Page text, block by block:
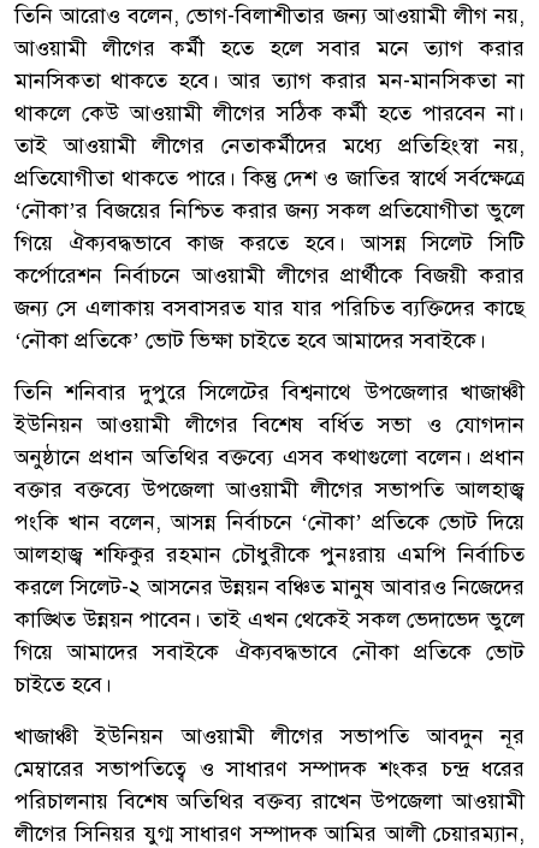
তিনি আরোও বলেন, ভোগ-বিলাশীতার জন্য আওয়ামী লীগ নয়,
আওয়ামী লীগের কর্মী হতে হলে সবার মনে ত্যাগ করার
মানসিকতা থাকতে হবে। আর ত্যাগ করার মন-মানসিকতা না
থাকলে কেউ আওয়ামী লীগের সঠিক কর্মী হতে পারবেন না।
তাই আওয়ামী লীগের নেতাকর্মীদের মধ্যে প্রতিহিংস্বা নয়,
প্রতিযোগীতা থাকতে পারে। কিন্তু দেশ ও জাতির স্বার্থে সর্বক্ষেত্রে
‘নৌকা’র বিজয়ের নিশ্চিত করার জন্য সকল প্রতিযোগীতা ভুলে
গিয়ে ঐক্যবদ্ধভাবে কাজ করতে হবে। আসন্ন সিলেট সিটি
কর্পোরেশন নির্বাচনে আওয়ামী লীগের প্রার্থীকে বিজয়ী করার
জন্য সে এলাকায় বসবাসরত যার যার পরিচিত ব্যক্তিদের কাছে
‘নৌকা প্রতিকে’ ভোট ভিক্ষা চাইতে হবে আমাদের সবাইকে।
তিনি শনিবার দুপুরে সিলেটের বিশ্বনাথে উপজেলার খাজাঞ্চী
ইউনিয়ন আওয়ামী লীগের বিশেষ বর্ধিত সভা ও যোগদান
অনুষ্ঠানে প্রধান অতিথির বক্তব্যে এসব কথাগুলো বলেন। প্রধান
বক্তার বক্তব্যে উপজেলা আওয়ামী লীগের সভাপতি আলহাজ্ব
পংকি খান বলেন, আসন্ন নির্বাচনে ‘নৌকা’ প্রতিকে ভোট দিয়ে
আলহাজ্ব শফিকুর রহমান চৌধুরীকে পুনঃরায় এমপি নির্বাচিত
করলে সিলেট-২ আসনের উন্নয়ন বঞ্চিত মানুষ আবারও নিজেদের
কাঙ্খিত উন্নয়ন পাবেন। তাই এখন থেকেই সকল ভেদাভেদ ভুলে
গিয়ে আমাদের সবাইকে ঐক্যবদ্ধভাবে নৌকা প্রতিকে ভোট
চাইতে হবে।
খাজাঞ্চী ইউনিয়ন আওয়ামী লীগের সভাপতি আবদুন নূর
মেম্বারের সভাপতিত্বে ও সাধারণ সম্পাদক শংকর চন্দ্র ধরের
পরিচালনায় বিশেষ অতিথির বক্তব্য রাখেন উপজেলা আওয়ামী
লীগের সিনিয়র যুগ্ম সাধারণ সম্পাদক আমির আলী চেয়ারম্যান,